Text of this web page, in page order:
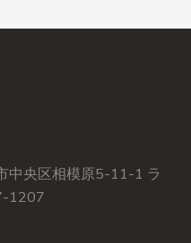
中央区相模原5-11-1 ラ
1207